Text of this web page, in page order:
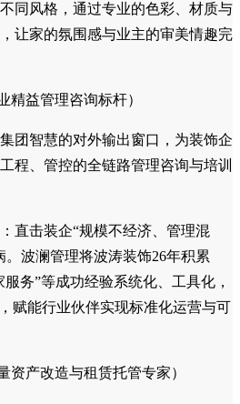
保障。
住宅的软装全案设计与落地，以“5
破解了“硬装完工，软装迷茫”的困
同风格，通过专业的色彩、材质与
让家的氛围感与业主的审美情趣完
精益管理咨询标杆）
团智慧的对外输出窗口，为装饰企